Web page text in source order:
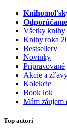
Všetky knihy
Knihy roka
Bestsellery
Novinky
Pripravované
Akcie a zľavy
Kolekcie
BookTok
Mám záujem
Top autori